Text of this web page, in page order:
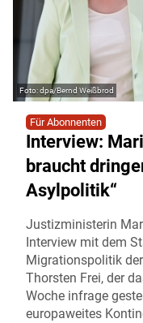
dpa/Bernd Weißbrod
Für Abonnenten
Interview:
braucht
Asylpolitik“
Justizministerin
Interview mit dem
Migrationspolitik
Thorsten Frei, der
Woche infrage
europaweites